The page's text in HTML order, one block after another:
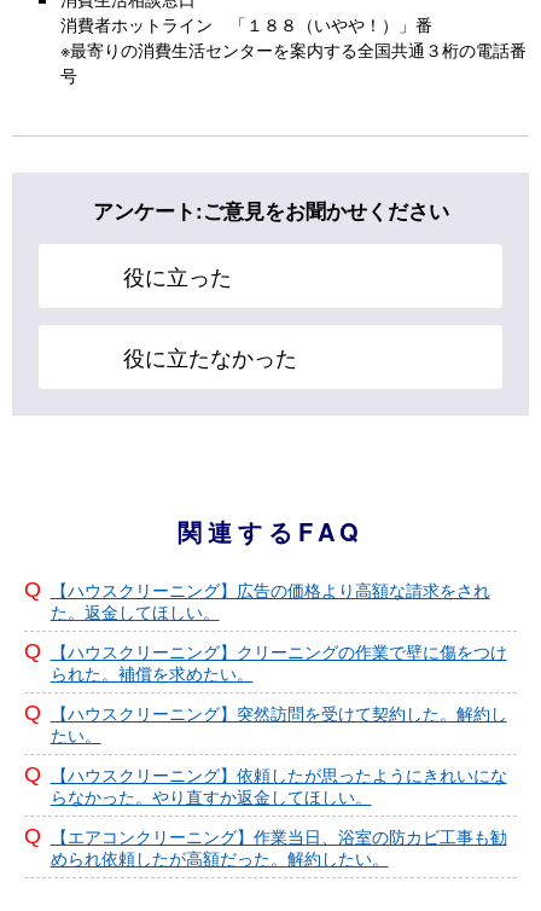
消費者ホットライン 「１８８（いやや！）」番
※最寄りの消費生活センターを案内する全国共通３桁の電話番
号
アンケート:ご意見をお聞かせください
役に立った
役に立たなかった
関連するFAQ
【ハウスクリーニング】広告の価格より高額な請求をされ
た。返金してほしい。
【ハウスクリーニング】クリーニングの作業で壁に傷をつけ
られた。補償を求めたい。
【ハウスクリーニング】突然訪問を受けて契約した。解約し
たい。
【ハウスクリーニング】依頼したが思ったようにきれいにな
らなかった。やり直すか返金してほしい。
【エアコンクリーニング】作業当日、浴室の防カビ工事も勧
められ依頼したが高額だった。解約したい。